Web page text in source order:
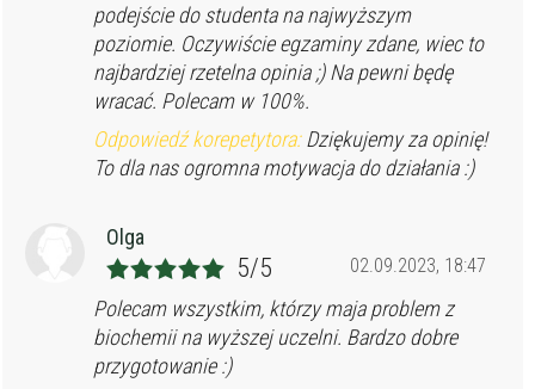
podejście do studenta na najwyższym
poziomie. Oczywiście egzaminy zdane, wiec to
najbardziej rzetelna opinia ;) Na pewni będę
wracać. Polecam w 100%.
Odpowiedź korepetytora:Dziękujemy za opinię!
To dla nas ogromna motywacja do działania :)
Olga
02.09.2023, 18:47
5/5
Polecam wszystkim, którzy maja problem z
biochemii na wyższej uczelni. Bardzo dobre
przygotowanie :)